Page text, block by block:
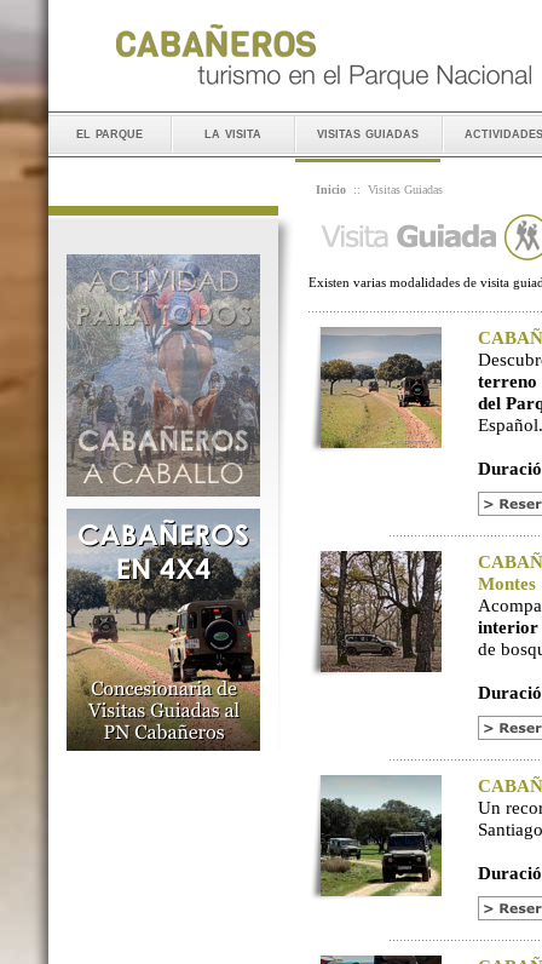
el parque la visita visitas guiadas actividades
Inicio :: Visitas Guiadas
Existen varias modalidades de visita
terreno
del
Español.
Montes
interior
de
Un